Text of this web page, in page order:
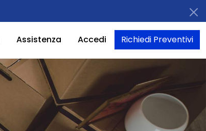
Assistenza Accedi Richiedi Preventivi